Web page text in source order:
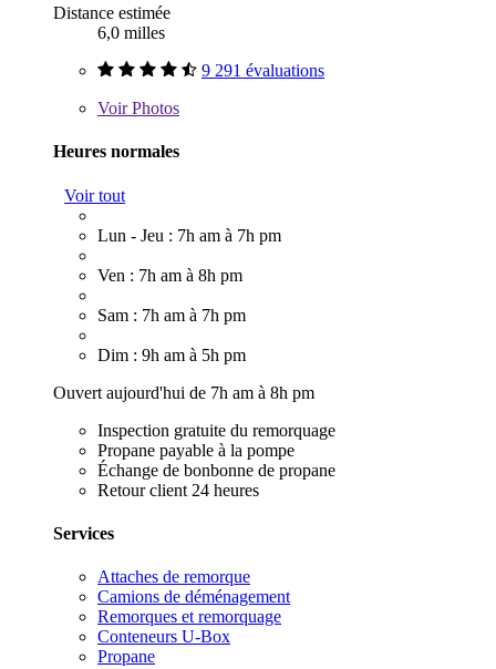
Distance estimée
6,0 milles
9 291 évaluations
VoirPhotos
Heures normales
Voir tout
Lun - Jeu : 7h am à 7h pm
Ven : 7h am à 8h pm
Sam : 7h am à 7h pm
Dim : 9h am à 5h pm
Ouvert aujourd'hui de 7h am à 8h pm
Inspection gratuite du remorquage
Propane payable à la pompe
Échange de bonbonne de propane
Retour client 24 heures
Services
Attaches de remorque
Camions de déménagement
Remorques et remorquage
Conteneurs U-Box
Propane